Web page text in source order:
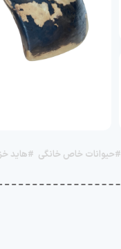
#حیوانات خاص خانگی #هاید